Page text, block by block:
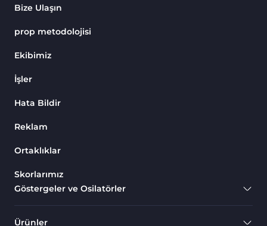
Göstergeleri
MetaTrader 4 için Fibonacci
Göstergeleri
Bantlar ve Kanallar MT4
Göstergeleri
Kurumsal Hisse Piyasası MT4
Bize Ulaşın
prop metodolojisi
Ekibimiz
İşler
Hata Bildir
Reklam
Ortaklıklar
Skorlarımız
Göstergeler ve Osilatörler
Ürünler